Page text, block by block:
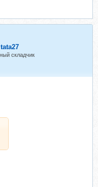
tata27
складчик